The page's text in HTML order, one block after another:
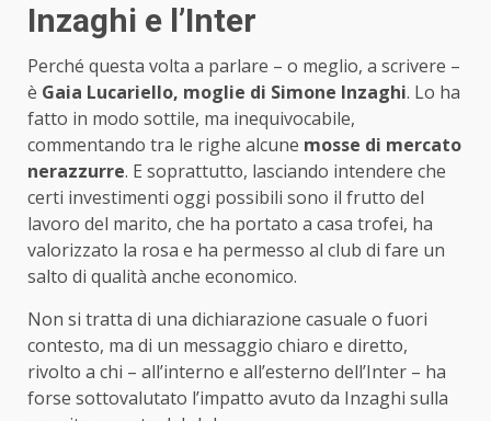
Inzaghi e l’Inter
Perché questa volta a parlare – o meglio, a scrivere –
è Gaia Lucariello, moglie di Simone Inzaghi. Lo ha
fatto in modo sottile, ma inequivocabile,
commentando tra le righe alcune mosse di mercato
nerazzurre. E soprattutto, lasciando intendere che
certi investimenti oggi possibili sono il frutto del
lavoro del marito, che ha portato a casa trofei, ha
valorizzato la rosa e ha permesso al club di fare un
salto di qualità anche economico.
Non si tratta di una dichiarazione casuale o fuori
contesto, ma di un messaggio chiaro e diretto,
rivolto a chi – all’interno e all’esterno dell’Inter – ha
forse sottovalutato l’impatto avuto da Inzaghi sulla